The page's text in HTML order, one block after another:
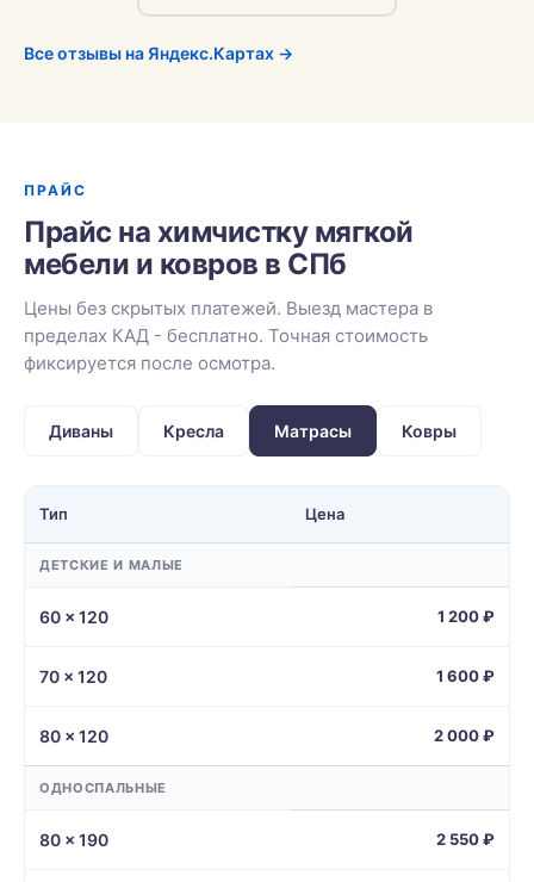
Все отзывы на Яндекс.Картах →
ПРАЙС
Прайс на химчистку мягкой
мебели и ковров в СПб
Цены без скрытых платежей. Выезд мастера в
пределах КАД - бесплатно. Точная стоимость
фиксируется после осмотра.
Диваны Кресла Матрасы Ковры
Тип Цена
ДЕТСКИЕ И МАЛЫЕ
60 × 120 1 200 ₽
70 × 120 1 600 ₽
80 × 120 2 000 ₽
ОДНОСПАЛЬНЫЕ
80 × 190 2 550 ₽